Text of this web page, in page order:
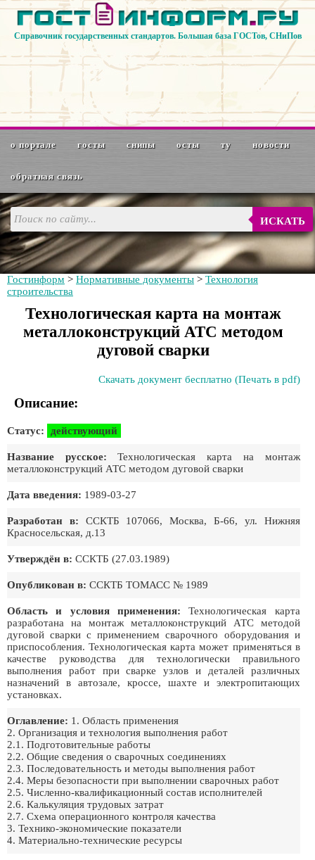
Справочник государственных стандартов. Большая база ГОСТов, СНиПов
о портале госты снипы осты ту новости
обратная связь
ИСКАТЬ
Гостинформ > Нормативные документы > Технология
строительства
Технологическая карта на монтаж
металлоконструкций АТС методом
дуговой сварки
Скачать документ бесплатно (Печать в pdf)
Описание:
Статус: действующий
Название русское: Технологическая карта на монтаж
металлоконструкций АТС методом дуговой сварки
Дата введения: 1989-03-27
Разработан в: ССКТБ 107066, Москва, Б-66, ул. Нижняя
Красносельская, д.13
Утверждён в: ССКТБ (27.03.1989)
Опубликован в: ССКТБ ТОМАСС № 1989
Область и условия применения: Технологическая карта
разработана на монтаж металлоконструкций АТС методой
дуговой сварки с применением сварочного оборудования и
приспособления. Технологическая карта может применяться в
качестве руководства для технологически правильного
выполнения работ при сварке узлов и деталей различных
назначений в автозале, кроссе, шахте и электропитающих
установках.
Оглавление: 1. Область применения
2. Организация и технология выполнения работ
2.1. Подготовительные работы
2.2. Общие сведения о сварочных соединениях
2.3. Последовательность и методы выполнения работ
2.4. Меры безопасности при выполнении сварочных работ
2.5. Численно-квалификационный состав исполнителей
2.6. Калькуляция трудовых затрат
2.7. Схема операционного контроля качества
3. Технико-экономические показатели
4. Материально-технические ресурсы